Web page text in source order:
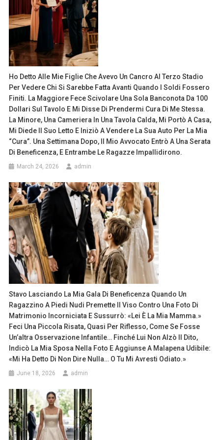
Ho Detto Alle Mie Figlie Che Avevo Un Cancro Al Terzo Stadio
Per Vedere Chi Si Sarebbe Fatta Avanti Quando I Soldi Fossero
Finiti. La Maggiore Fece Scivolare Una Sola Banconota Da 100
Dollari Sul Tavolo E Mi Disse Di Prendermi Cura Di Me Stessa.
La Minore, Una Cameriera In Una Tavola Calda, Mi Portò A Casa,
Mi Diede Il Suo Letto E Iniziò A Vendere La Sua Auto Per La Mia
“cura”. Una Settimana Dopo, Il Mio Avvocato Entrò A Una Serata
Di Beneficenza, E Entrambe Le Ragazze Impallidirono.
March 24, 2026 admin
Stavo Lasciando La Mia Gala Di Beneficenza Quando Un
Ragazzino A Piedi Nudi Premette Il Viso Contro Una Foto Di
Matrimonio Incorniciata E Sussurrò: «Lei È La Mia Mamma.»
Feci Una Piccola Risata, Quasi Per Riflesso, Come Se Fosse
Un’altra Osservazione Infantile… Finché Lui Non Alzò Il Dito,
Indicò La Mia Sposa Nella Foto E Aggiunse A Malapena Udibile:
«Mi Ha Detto Di Non Dire Nulla… O Tu Mi Avresti Odiato.»
June 18, 2026 admin